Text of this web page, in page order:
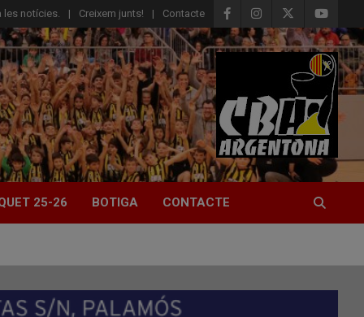
les notícies. Creixem junts! Contacte
25-26 BOTIGA CONTACTE